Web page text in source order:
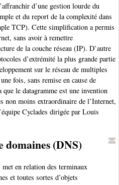
d’une gestion lourde du
et du report de la complexité dans
TCP). Cette simplification a permis
sans avoir à remettre
de la couche réseau (IP). D’autre
d’extrémité la plus grande partie
sur le réseau de multiples
fois, sans remise en cause de
que le datagramme est une invention
non moins extraordinaire de l’Internet,
Cyclades dirigée par Louis
domaines (DNS)
en relation des terminaux
et toutes sortes d’objets